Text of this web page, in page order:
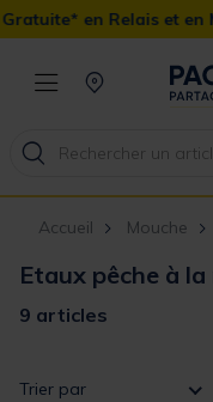
en Relais et en
Accueil Mouche
Etaux pêche à
9 articles
Trier par